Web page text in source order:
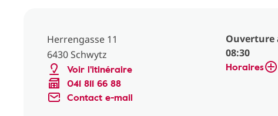
Herrengasse 11
6430 Schwytz
Voir l'itinéraire
041 811 66 88
Contact e-mail
08:30
Horaires